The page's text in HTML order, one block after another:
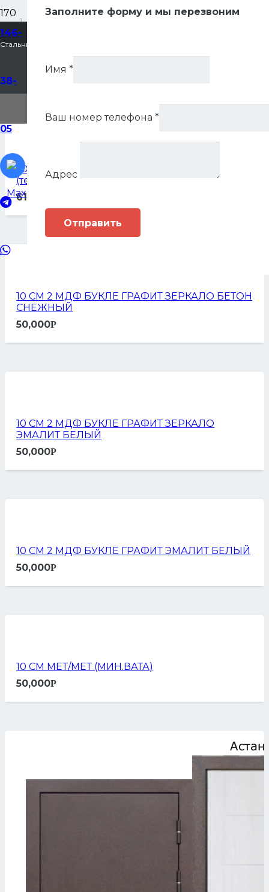
Стальные двери в Воронеже
146-
38-
05
Заполните форму и мы перезвоним
Имя *
Ваш номер телефона *
Адрес
Отправить
Входные двери
Входные двери
“Олимп” с окном и английской решеткой
(терморазрыв 3к)
61,000
10 СМ 2 МДФ БУКЛЕ ГРАФИТ ЗЕРКАЛО БЕТОН
СНЕЖНЫЙ
50,000Р
10 СМ 2 МДФ БУКЛЕ ГРАФИТ ЗЕРКАЛО
ЭМАЛИТ БЕЛЫЙ
50,000Р
10 СМ 2 МДФ БУКЛЕ ГРАФИТ ЭМАЛИТ БЕЛЫЙ
50,000Р
10 СМ МЕТ/МЕТ (МИН.ВАТА)
50,000Р